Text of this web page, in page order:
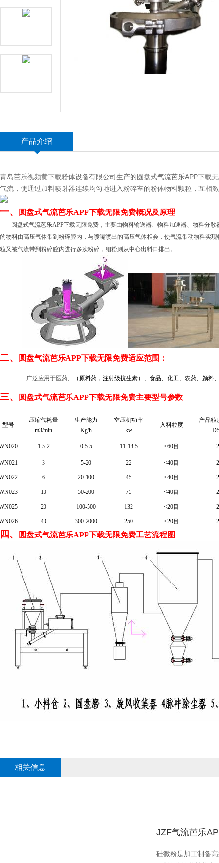
产品介绍
青岛芭乐视频黄下载粉体设备有限公司生产的圆盘式气流芭乐APP下载无
气流，使通过加料喷射器连续均匀地进入粉碎室的粉体物料颗粒，互相
一、 圆盘式气流芭乐APP下载无限免费概况及原理
圆盘式气流芭乐APP下载无限免费，主要由物料输送器、物料加速器、物料分散
的物料由高压气体带到粉碎腔内，与喷嘴喷出的高压气体相会，使气流带动物料实现
粒又被气流带到粉碎腔内进行多次粉碎，细粉则从中心出料口排出。
二、 圆盘气流芭乐APP下载无限免费适应范围：
广泛应用于医药、 （原料药，注射级抗生素）、食品、化工、农药、颜
三、 圆盘式气流芭乐APP下载无限免费主要型号参数
型号
压缩气耗量
m3/min
生产能力
Kg/h
空压机功率
kw
入料粒度
产品粒
1.5-2 0.5-5 11-18.5 <60目
3 5-20 22 <40目
6 20-100 45 <40目
10 50-200 75 <40目
20 100-500 132 <20目
40 300-2000 250 <20目
四、 圆盘式气流芭乐APP下载无限免费工艺流程图
相关信息
JZF气流芭乐
硅微粉是加工制备高